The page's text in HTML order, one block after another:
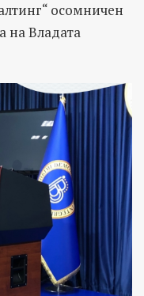
осомничен
на Владата